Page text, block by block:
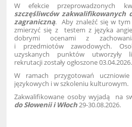
W efekcie przeprowadzonych
szczęśliwców zakwalifikowanych
zagraniczną. Aby znaleźć się w tym
zmierzyć się z testem z języka
dobrymi ocenami z
i przedmiotów zawodowych.
uzyskanych punktów utworzyły
rekrutacji zostały ogłoszone 03.04.2026.
W ramach przygotowań
językowych i w szkoleniu kulturowym.
Zakwalifikowane osoby wyjadą na
do Słowenii i Włoch 29-30.08.2026.